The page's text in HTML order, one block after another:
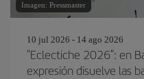
Imagen: Pressmaster
10 jul 2026 - 14 ago 2026
"Eclectiche 2026": en
expresión disuelve las